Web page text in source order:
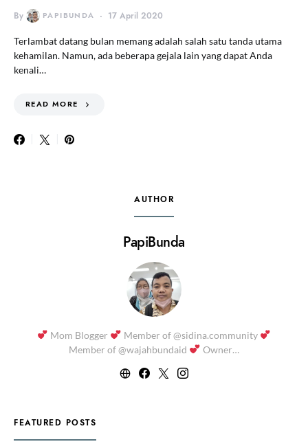
By PAPIBUNDA 17 April 2020
Terlambat datang bulan memang adalah salah satu tanda utama
kehamilan. Namun, ada beberapa gejala lain yang dapat Anda
kenali…
READ MORE
AUTHOR
PapiBunda
Mom Blogger
Member of @sidina.community
Member of @wajahbundaid
Owner…
FEATURED POSTS